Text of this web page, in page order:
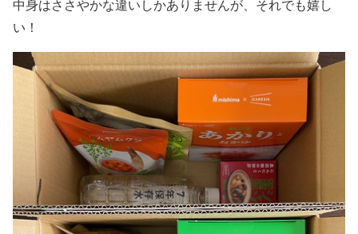
中身はささやかな違いしかありませんが、それでも嬉し
い！